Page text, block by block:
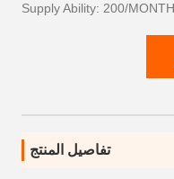
Supply Ability: 200/MONTH
تفاصيل المنتج